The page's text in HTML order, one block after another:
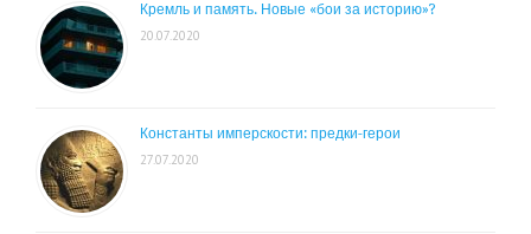
Кремль и память. Новые «бои за историю»?
20.07.2020
Константы имперскости: предки-герои
27.07.2020